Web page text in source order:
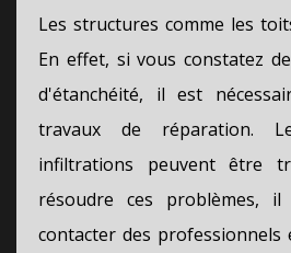
Les structures comme les
En effet, si vous constatez
d'étanchéité, il est
travaux de réparation.
infiltrations peuvent être
résoudre ces problèmes, il
contacter des professionnels